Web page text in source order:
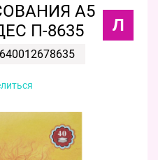
А5
П-8635
Л